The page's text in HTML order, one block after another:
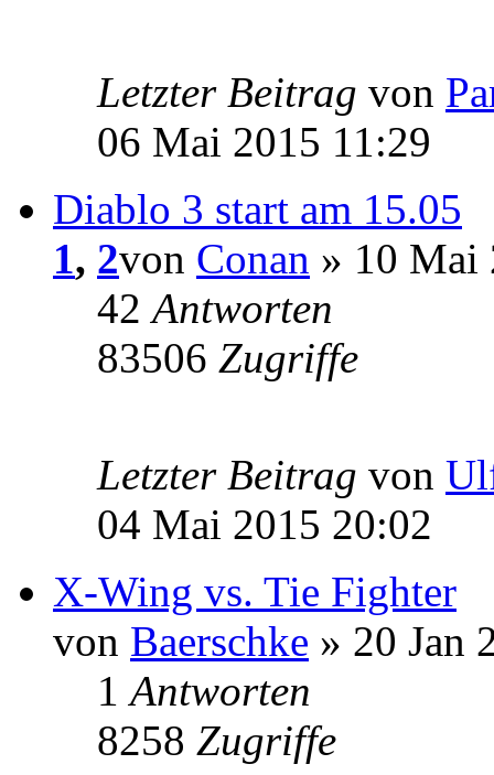
Letzter Beitrag von
06 Mai 2015 11:29
Diablo 3 start am 15.05
1, 2von Conan » 10 Mai
42Antworten
83506 Zugriffe
Letzter Beitrag von
04 Mai 2015 20:02
X-Wing vs. Tie Fighter
von Baerschke » 20 Jan
1Antworten
8258 Zugriffe